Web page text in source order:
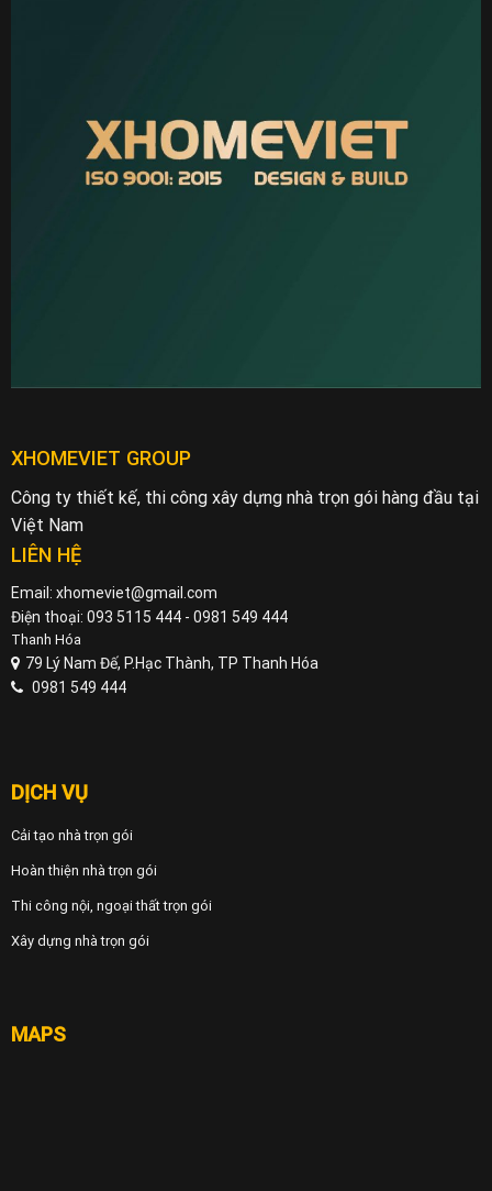
XHOMEVIET GROUP
Công ty thiết kế, thi công xây dựng nhà trọn gói hàng đầu tại
Việt Nam
LIÊN HỆ
Email: xhomeviet@gmail.com
Điện thoại: 093 5115 444 - 0981 549 444
Thanh Hóa
79 Lý Nam Đế, P.Hạc Thành, TP Thanh Hóa
0981 549 444
DỊCH VỤ
Cải tạo nhà trọn gói
Hoàn thiện nhà trọn gói
Thi công nội, ngoại thất trọn gói
Xây dựng nhà trọn gói
MAPS